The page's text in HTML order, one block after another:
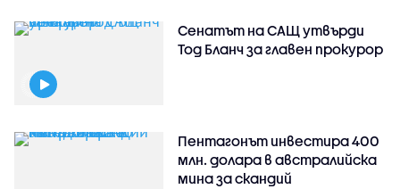
Сенатът на САЩ утвърди
Тод Бланч за главен прокурор
Пентагонът инвестира 400
млн. долара в австралийска
мина за скандий